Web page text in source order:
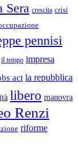
Sera crescita crisi
pennisi
il tempo impresa
act la repubblica
libero manovra
Renzi
riforme